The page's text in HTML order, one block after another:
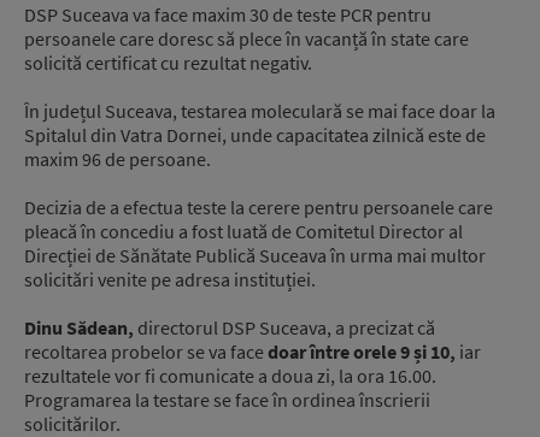
DSP Suceava va face maxim 30 de teste PCR pentru
persoanele care doresc să plece în vacanță în state care
solicită certificat cu rezultat negativ.
În județul Suceava, testarea moleculară se mai face doar la
Spitalul din Vatra Dornei, unde capacitatea zilnică este de
maxim 96 de persoane.
Decizia de a efectua teste la cerere pentru persoanele care
pleacă în concediu a fost luată de Comitetul Director al
Direcției de Sănătate Publică Suceava în urma mai multor
solicitări venite pe adresa instituției.
Dinu Sădean, directorul DSP Suceava, a precizat că
recoltarea probelor se va facedoar între orele 9 și 10, iar
rezultatele vor fi comunicate a doua zi, la ora 16.00.
Programarea la testare se face în ordinea înscrierii
solicitărilor.